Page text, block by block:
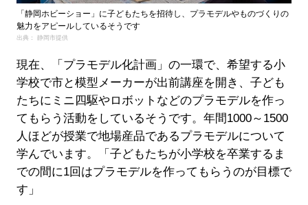
「静岡ホビーショー」に子どもたちを招待し、プラモデルやものづくりの
魅力をアピールしているそうです
出典： 静岡市提供
現在、「プラモデル化計画」の一環で、希望する小
学校で市と模型メーカーが出前講座を開き、子ども
たちにミニ四駆やロボットなどのプラモデルを作っ
てもらう活動をしているそうです。年間1000～1500
人ほどが授業で地場産品であるプラモデルについて
学んでいます。「子どもたちが小学校を卒業するま
での間に1回はプラモデルを作ってもらうのが目標で
す」